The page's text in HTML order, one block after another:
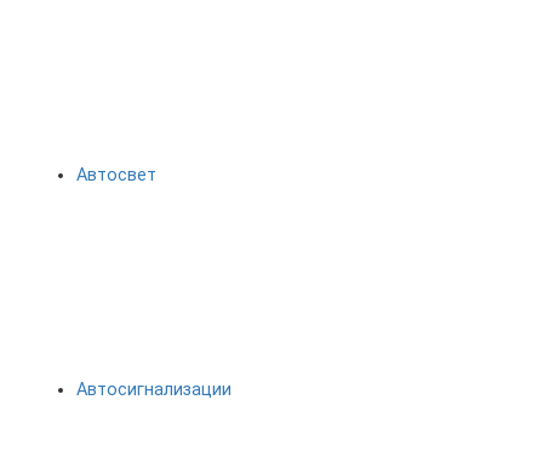
Автосвет
Автосигнализации